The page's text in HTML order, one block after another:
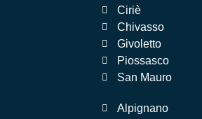
Ciriè
Chivasso
Givoletto
Piossasco
San Mauro
Alpignano